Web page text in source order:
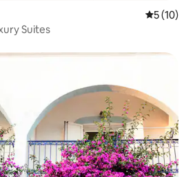
Prosječna
5 (10)
Suites